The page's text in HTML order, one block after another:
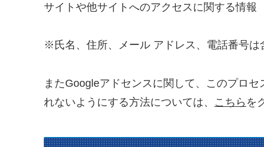
サイトや他サイトへのアクセスに関する情報
※氏名、住所、メール アドレス、電話番号は
またGoogleアドセンスに関して、このプロ
れないようにする方法については、 こちら を